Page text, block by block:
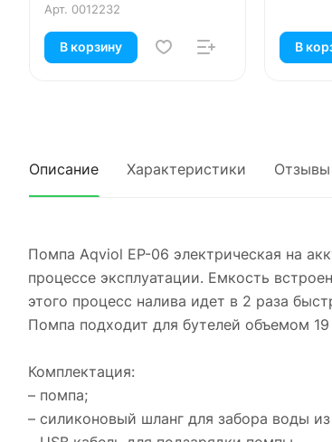
Арт. 0012232
В корзину В
Описание Характеристики Отзывы
Помпа Aqviol EP-06 электрическая на
процессе эксплуатации. Емкость
этого процесс налива идет в 2 раза
Помпа подходит для бутелей объемом 19
Комплектация:
– помпа;
– силиконовый шланг для забора воды